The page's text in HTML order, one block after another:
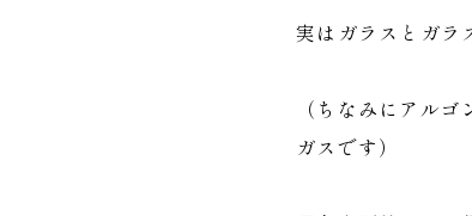
実はガラスとガラ
（ちなみにアル
ガスです）